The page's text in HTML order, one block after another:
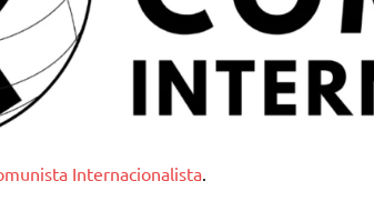
Internacionalista
Internacionalista.